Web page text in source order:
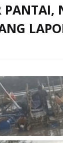
PANTAI,